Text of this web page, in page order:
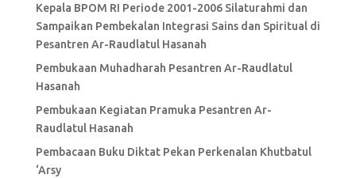
Kepala BPOM RI Periode 2001-2006 Silaturahmi dan
Sampaikan Pembekalan Integrasi Sains dan Spiritual di
Pesantren Ar-Raudlatul Hasanah
Pembukaan Muhadharah Pesantren Ar-Raudlatul
Hasanah
Pembukaan Kegiatan Pramuka Pesantren Ar-
Raudlatul Hasanah
Pembacaan Buku Diktat Pekan Perkenalan Khutbatul
‘Arsy